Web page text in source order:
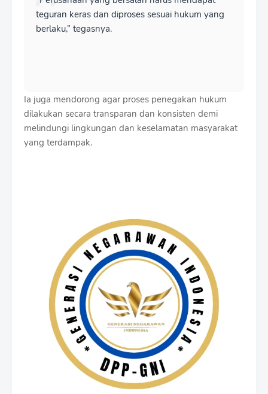
teguran keras dan diproses sesuai hukum yang
berlaku,” tegasnya.
Ia juga mendorong agar proses penegakan hukum
dilakukan secara transparan dan konsisten demi
melindungi lingkungan dan keselamatan masyarakat
yang terdampak.